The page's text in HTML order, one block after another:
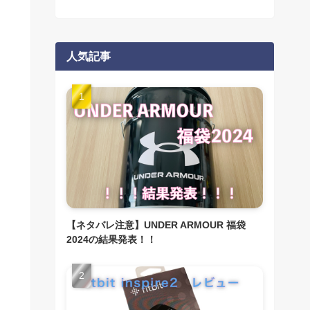
人気記事
【ネタバレ注意】UNDER ARMOUR 福袋
2024の結果発表！！